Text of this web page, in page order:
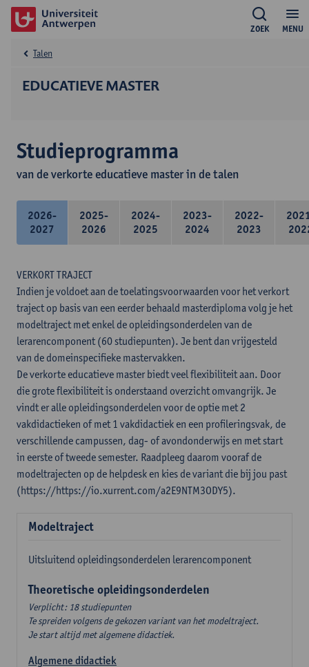
MENU
ZOEK
EDUCATIEVE MASTER
Talen
Studieprogramma
van de verkorte educatieve master in de talen
2026-
2027
2025-
2026
2024-
2025
2023-
2024
2022-
2023
VERKORT TRAJECT
Indien je voldoet aan de toelatingsvoorwaarden voor het verkort
traject op basis van een eerder behaald masterdiploma volg je het
modeltraject met enkel de opleidingsonderdelen van de
lerarencomponent (60 studiepunten). Je bent dan vrijgesteld
van de domeinspecifieke mastervakken.
De verkorte educatieve master biedt veel flexibiliteit aan. Door
die grote flexibiliteit is onderstaand overzicht omvangrijk. Je
vindt er alle opleidingsonderdelen voor de optie met 2
vakdidactieken of met 1 vakdidactiek en een profileringsvak, de
verschillende campussen, dag- of avondonderwijs en met start
in eerste of tweede semester. Raadpleeg daarom vooraf de
modeltrajecten op de helpdesk en kies de variant die bij jou past
(https://https://io.xurrent.com/a2E9NTM3ODY5).
Modeltraject
Uitsluitend opleidingsonderdelen lerarencomponent
Theoretische opleidingsonderdelen
Verplicht: 18 studiepunten
Te spreiden volgens de gekozen variant van het modeltraject.
Je start altijd met algemene didactiek.
Algemene didactiek